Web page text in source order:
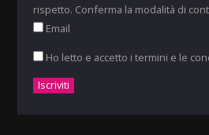
rispetto. Conferma la modalità di
Email
Ho letto e accetto i termini e le